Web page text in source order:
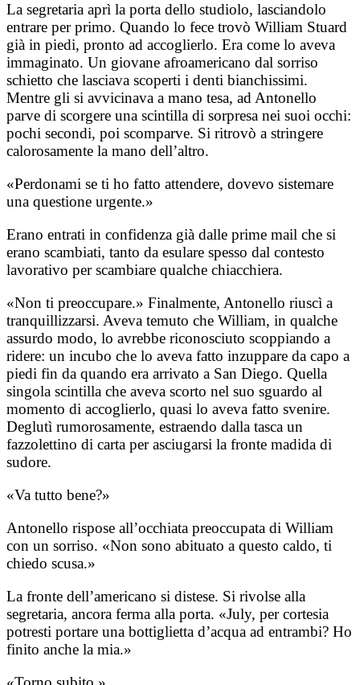
La segretaria aprì la porta dello studiolo, lasciandolo
entrare per primo. Quando lo fece trovò William Stuard
già in piedi, pronto ad accoglierlo. Era come lo aveva
immaginato. Un giovane afroamericano dal sorriso
schietto che lasciava scoperti i denti bianchissimi.
Mentre gli si avvicinava a mano tesa, ad Antonello
parve di scorgere una scintilla di sorpresa nei suoi occhi:
pochi secondi, poi scomparve. Si ritrovò a stringere
calorosamente la mano dell’altro.
«Perdonami se ti ho fatto attendere, dovevo sistemare
una questione urgente.»
Erano entrati in confidenza già dalle prime mail che si
erano scambiati, tanto da esulare spesso dal contesto
lavorativo per scambiare qualche chiacchiera.
«Non ti preoccupare.» Finalmente, Antonello riuscì a
tranquillizzarsi. Aveva temuto che William, in qualche
assurdo modo, lo avrebbe riconosciuto scoppiando a
ridere: un incubo che lo aveva fatto inzuppare da capo a
piedi fin da quando era arrivato a San Diego. Quella
singola scintilla che aveva scorto nel suo sguardo al
momento di accoglierlo, quasi lo aveva fatto svenire.
Deglutì rumorosamente, estraendo dalla tasca un
fazzolettino di carta per asciugarsi la fronte madida di
sudore.
«Va tutto bene?»
Antonello rispose all’occhiata preoccupata di William
con un sorriso. «Non sono abituato a questo caldo, ti
chiedo scusa.»
La fronte dell’americano si distese. Si rivolse alla
segretaria, ancora ferma alla porta. «July, per cortesia
potresti portare una bottiglietta d’acqua ad entrambi? Ho
finito anche la mia.»